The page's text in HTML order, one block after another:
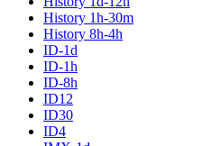
History 1h-30m
History 8h-4h
ID-1d
ID-1h
ID-8h
ID12
ID30
ID4